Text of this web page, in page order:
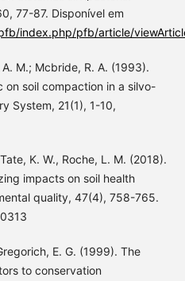
77-87. Disponível em
index.php/pfb/article/
M.; Mcbride, R. A. (1993).
soil compaction in a silvo-
System, 21(1), 1-10,
K. W., Roche, L. M. (2018).
impacts on soil health
quality, 47(4), 758-765.
E. G. (1999). The
to conservation